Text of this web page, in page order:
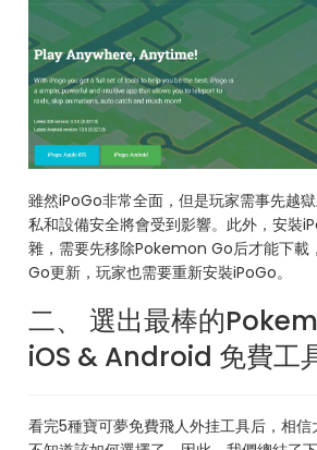
雖然iPoGo非常全面，但是玩家需事先越
私和設備安全將會受到影響。此外，安裝
雜，需要先移除Pokemon Go后才能下
Go更新，玩家也需要重新安裝iPoGo。
二、 選出最棒的
iOS & Android 免費工
看完5種寶可夢免費飛人外挂工具后，相信